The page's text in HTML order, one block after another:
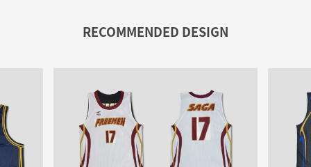
RECOMMENDED DESIGN
No.B00092307-1
[リバーシブルウェア]
FREEMEN様